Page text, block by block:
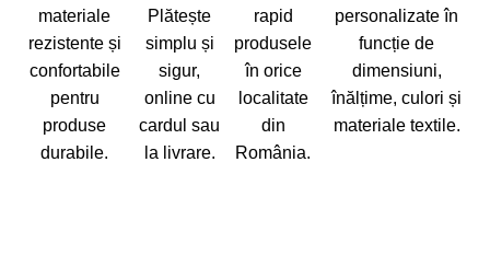
materiale
rezistente și
confortabile
pentru
produse
durabile.
Plătește
simplu și
sigur,
online cu
cardul sau
la livrare.
rapid
produsele
în orice
localitate
din
România.
personalizate în
funcție de
dimensiuni,
înălțime, culori și
materiale textile.